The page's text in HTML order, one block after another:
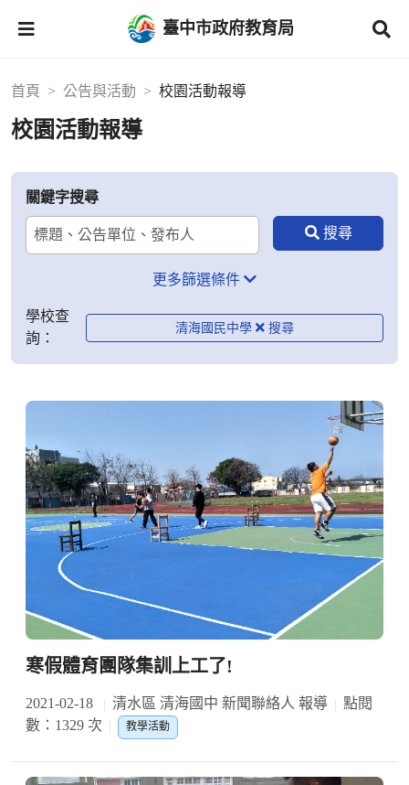
臺中市政府教育局
首頁 公告與活動 校園活動報導
校園活動報導
關鍵字搜尋
更多篩選條件
學校查
詢：
清海國民中學
寒假體育團隊集訓上工了!
2021-02-18 清水區 清海國中 新聞聯絡人 報導
點閱
數：1329 次
教學活動